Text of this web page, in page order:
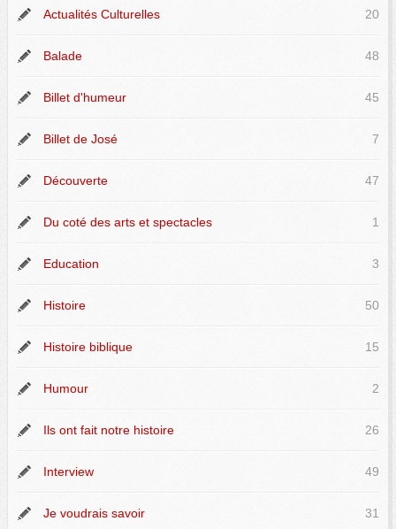
Actualités Culturelles 20
Balade 48
Billet d'humeur 45
Billet de José 7
Découverte 47
Du coté des arts et spectacles 1
Education 3
Histoire 50
Histoire biblique 15
Humour 2
Ils ont fait notre histoire 26
Interview 49
Je voudrais savoir 31